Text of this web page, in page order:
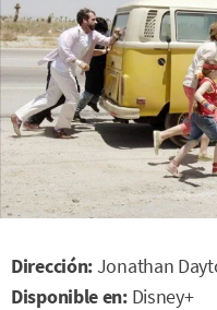
Dirección:Jonathan
Disponible en:Disney+